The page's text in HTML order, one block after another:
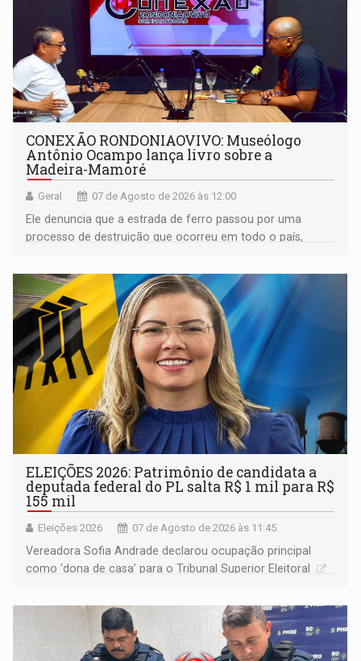
CONEXÃO RONDONIAOVIVO: Museólogo
Antônio Ocampo lança livro sobre a
Madeira-Mamoré
Geral 07 de Agosto de 2026 às 12:00
Ele denuncia que a estrada de ferro passou por uma
processo de destruição que ocorreu em todo o país,
ELEIÇÕES 2026: Patrimônio de candidata a
deputada federal do PL salta R$ 1 mil para R$
155 mil
Eleições 2026 07 de Agosto de 2026 às 11:45
Vereadora Sofia Andrade declarou ocupação principal
como ‘dona de casa’ para o Tribunal Superior Eleitoral